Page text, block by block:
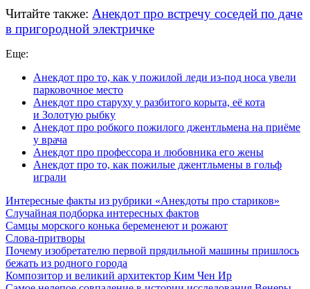
Читайте также: Анекдот про встречу соседей по даче
в пригородной электричке
Еще:
Анекдот про то, как у пожилой леди из-под носа увели
парковочное место
Анекдот про старуху у разбитого корыта, её кота
и Золотую рыбку
Анекдот про робкого пожилого джентльмена на приёме
у врача
Анекдот про профессора и любовника его жены
Анекдот про то, как пожилые джентльмены в гольф
играли
Интересные факты из рубрики «Анекдоты про стариков»
Случайная подборка интересных фактов
Самцы морского конька беременеют и рожают
Слова-притворы
Почему изобретателю первой прядильной машины пришлось
бежать из родного города
Композитор и великий архитектор Ким Чен Ир